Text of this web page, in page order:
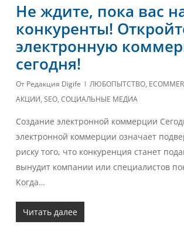
Не ждите, пока вас
конкуренты!
электронную
сегодня!
От Редакция Digife ЛЮБОПЫТСТВО,
АКЦИИ, SEO, СОЦИАЛЬНЫЕ МЕДИА
Создание электронной коммерции
электронной коммерции означает
риску того, что конкуренция станет
вынудит компании или специалистов
Когда…
Читать далее